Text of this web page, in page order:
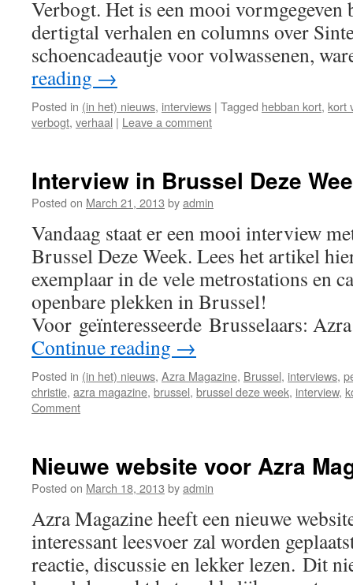
Verbogt. Het is een mooi vormgegeven
dertigtal verhalen en columns over
schoencadeautje voor volwassenen,
reading →
Posted in (in het) nieuws, interviews | Tagged hebban kort, kort
verbogt, verhaal | Leave a comment
Interview in Brussel Deze
Posted on March 21, 2013 byadmin
Vandaag staat er een mooi interview
Brussel Deze Week. Lees het artikel
exemplaar in de vele metrostations en
openbare plekken in Brussel!
Voor geïnteresseerde Brusselaars:
Continue reading →
Posted in (in het) nieuws, Azra Magazine, Brussel, interviews,
christie, azra magazine, brussel, brussel deze week, interview,
Comment
Nieuwe website voor Azra
Posted on March 18, 2013 byadmin
Azra Magazine heeft een nieuwe
interessant leesvoer zal worden
reactie, discussie en lekker lezen. Dit